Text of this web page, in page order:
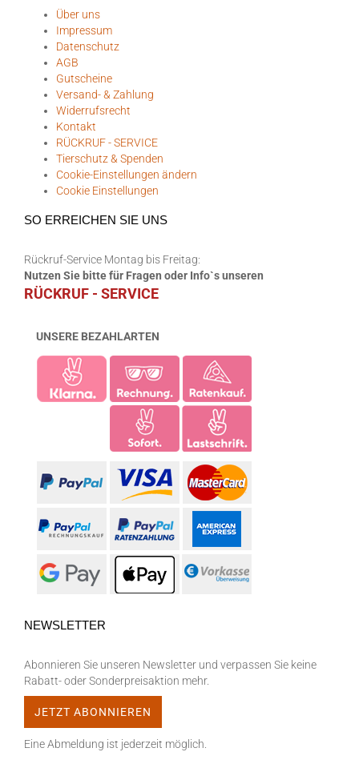
Über uns
Impressum
Datenschutz
AGB
Gutscheine
Versand- & Zahlung
Widerrufsrecht
Kontakt
RÜCKRUF - SERVICE
Tierschutz & Spenden
Cookie-Einstellungen ändern
Cookie Einstellungen
SO ERREICHEN SIE UNS
Rückruf-Service Montag bis Freitag:
Nutzen Sie bitte für Fragen oder Info`s unseren
RÜCKRUF - SERVICE
UNSERE BEZAHLARTEN
NEWSLETTER
Abonnieren Sie unseren Newsletter und verpassen Sie keine
Rabatt- oder Sonderpreisaktion mehr.
Eine Abmeldung ist jederzeit möglich.